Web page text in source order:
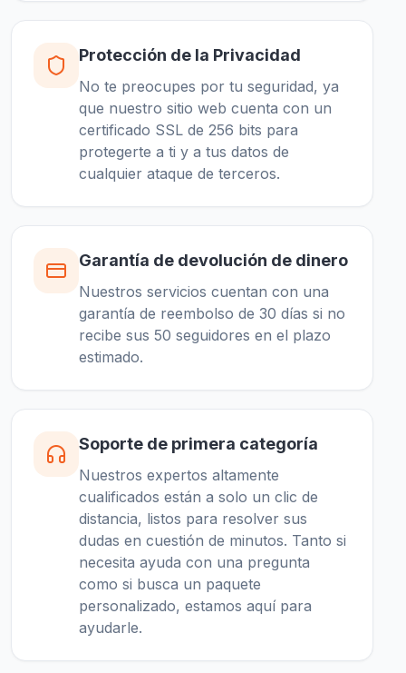
Protección de la Privacidad
No te preocupes por tu seguridad, ya
que nuestro sitio web cuenta con un
certificado SSL de 256 bits para
protegerte a ti y a tus datos de
cualquier ataque de terceros.
Garantía de devolución de dinero
Nuestros servicios cuentan con una
garantía de reembolso de 30 días si no
recibe sus 50 seguidores en el plazo
estimado.
Soporte de primera categoría
Nuestros expertos altamente
cualificados están a solo un clic de
distancia, listos para resolver sus
dudas en cuestión de minutos. Tanto si
necesita ayuda con una pregunta
como si busca un paquete
personalizado, estamos aquí para
ayudarle.